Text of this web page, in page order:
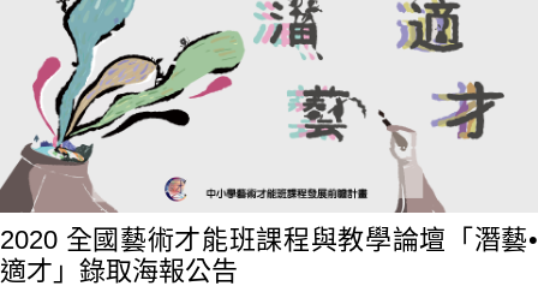
2020 全國藝術才能班課程與教學論壇「潛藝•
適才」錄取海報公告